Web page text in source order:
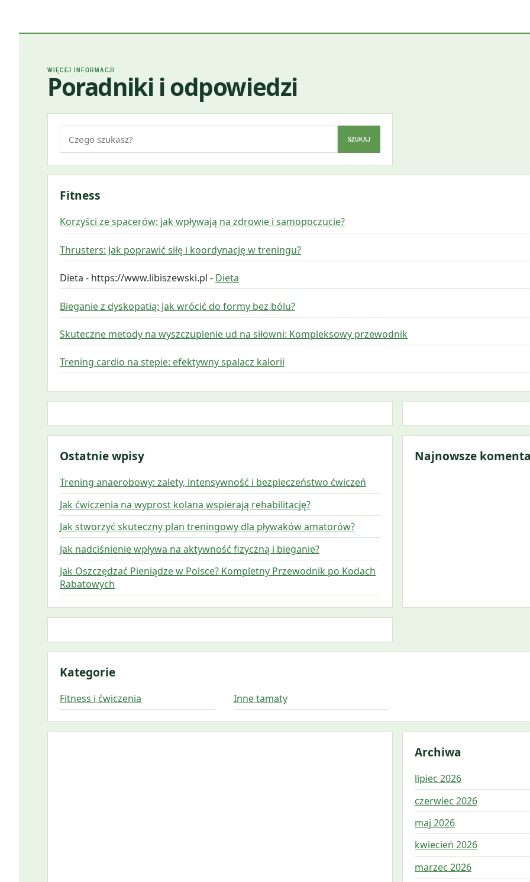
WIĘCEJ INFORMACJI
Poradniki i odpowiedzi
SZUKAJ
Fitness
Korzyści ze spacerów: jak wpływają na zdrowie i samopoczucie?
Thrusters: Jak poprawić siłę i koordynację w treningu?
Dieta - https://www.libiszewski.pl - Dieta
Bieganie z dyskopatią: Jak wrócić do formy bez bólu?
Skuteczne metody na wyszczuplenie ud na siłowni: Kompleksowy przewodnik
Trening cardio na stepie: efektywny spalacz kalorii
Ostatnie wpisy
Trening anaerobowy: zalety, intensywność i bezpieczeństwo ćwiczeń
Jak ćwiczenia na wyprost kolana wspierają rehabilitację?
Jak stworzyć skuteczny plan treningowy dla pływaków amatorów?
Jak nadciśnienie wpływa na aktywność fizyczną i bieganie?
Jak Oszczędzać Pieniądze w Polsce? Kompletny Przewodnik po Kodach
Rabatowych
Najnowsze
Kategorie
Fitness i ćwiczenia Inne tamaty
Archiwa
lipiec 2026
czerwiec 2026
maj 2026
kwiecień 2026
marzec 2026